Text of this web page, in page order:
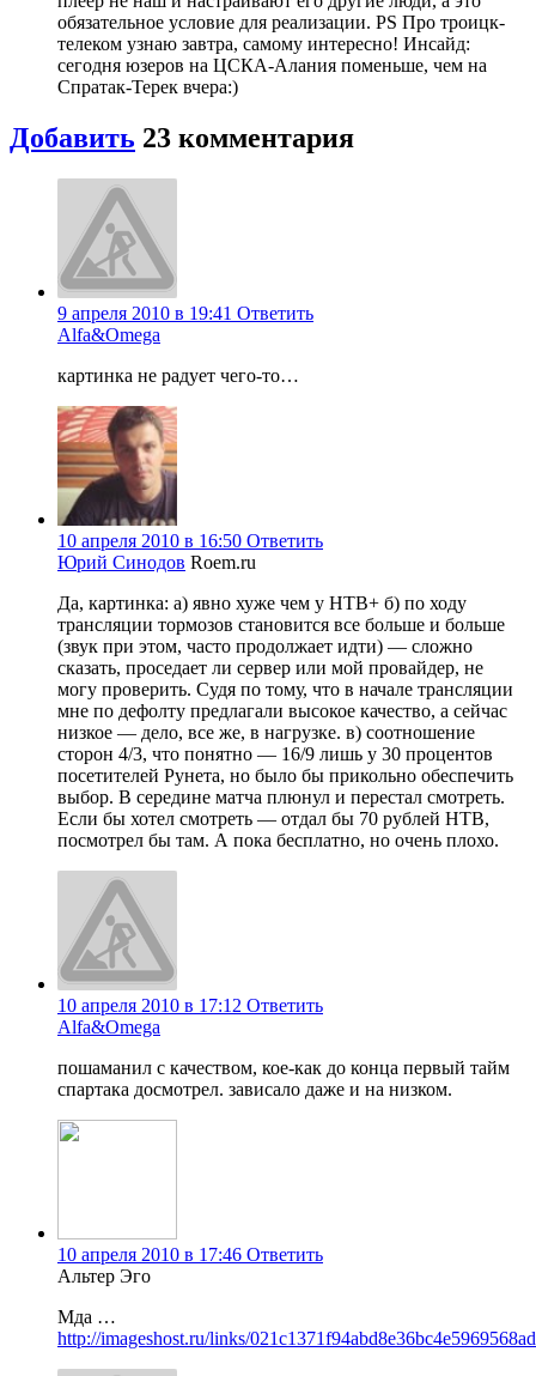
обязательное условие для реализации. PS Про троицк-
телеком узнаю завтра, самому интересно! Инсайд:
сегодня юзеров на ЦСКА-Алания поменьше, чем на
Спратак-Терек вчера:)
Добавить 23 комментария
9 апреля 2010 в 19:41 Ответить
Alfa&Omega
картинка не радует чего-то…
10 апреля 2010 в 16:50 Ответить
Юрий Синодов Roem.ru
Да, картинка: а) явно хуже чем у НТВ+ б) по ходу
трансляции тормозов становится все больше и больше
(звук при этом, часто продолжает идти) — сложно
сказать, проседает ли сервер или мой провайдер, не
могу проверить. Судя по тому, что в начале трансляции
мне по дефолту предлагали высокое качество, а сейчас
низкое — дело, все же, в нагрузке. в) соотношение
сторон 4/3, что понятно — 16/9 лишь у 30 процентов
посетителей Рунета, но было бы прикольно обеспечить
выбор. В середине матча плюнул и перестал смотреть.
Если бы хотел смотреть — отдал бы 70 рублей НТВ,
посмотрел бы там. А пока бесплатно, но очень плохо.
10 апреля 2010 в 17:12 Ответить
Alfa&Omega
пошаманил с качеством, кое-как до конца первый тайм
спартака досмотрел. зависало даже и на низком.
10 апреля 2010 в 17:46 Ответить
Альтер Эго
Мда …
http://imageshost.ru/links/